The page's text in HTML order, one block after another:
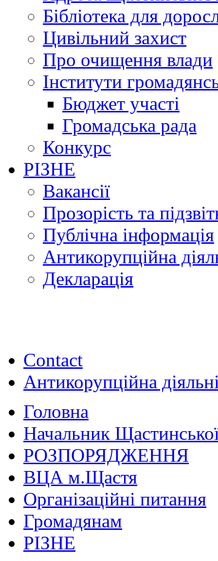
Бібліотека для
Цивільний захист
Про очищення влади
Інститути
Бюджет участі
Громадська рада
Конкурс
РІЗНЕ
Вакансії
Прозорість та
Публічна інформація
Антикорупційна
Декларація
Contact
Антикорупційна
Головна
Начальник
РОЗПОРЯДЖЕННЯ
ВЦА м.Щастя
Організаційні питання
Громадянам
РІЗНЕ